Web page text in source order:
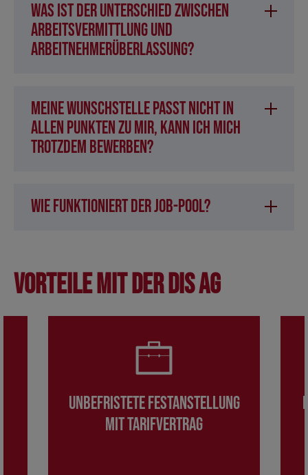
Was ist der Unterschied zwischen
Arbeitsvermittlung und
Arbeitnehmerüberlassung?
Meine Wunschstelle passt nicht in
allen Punkten zu mir, kann ich mich
trotzdem bewerben?
Wie funktioniert der Job-Pool?
Vorteile mit der DIS AG
Unbefristete Festanstellung
mit Tarifvertrag